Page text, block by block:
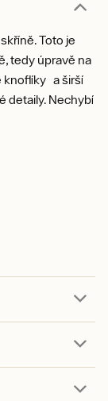
Toto je
tedy úpravě na
knoflíky a širší
detaily. Nechybí